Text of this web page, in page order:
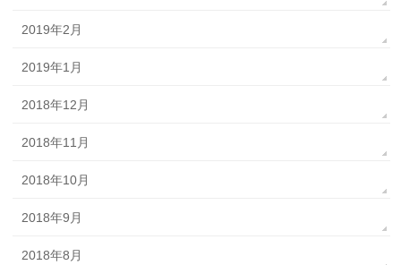
2019年2月
2019年1月
2018年12月
2018年11月
2018年10月
2018年9月
2018年8月